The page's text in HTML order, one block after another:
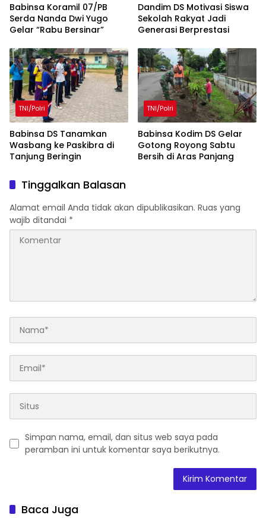
Babinsa Koramil 07/PB
Serda Nanda Dwi Yugo
Gelar “Rabu Bersinar”
Dandim DS Motivasi Siswa
Sekolah Rakyat Jadi
Generasi Berprestasi
TNI/Polri
Babinsa DS Tanamkan
Wasbang ke Paskibra di
Tanjung Beringin
TNI/Polri
Babinsa Kodim DS Gelar
Gotong Royong Sabtu
Bersih di Aras Panjang
Tinggalkan Balasan
Alamat email Anda tidak akan dipublikasikan. Ruas yang
wajib ditandai *
Simpan nama, email, dan situs web saya pada
peramban ini untuk komentar saya berikutnya.
Baca Juga